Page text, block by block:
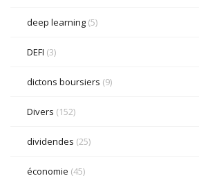
deep learning (5)
DEFI (3)
dictons boursiers (9)
Divers (152)
dividendes (25)
économie (45)